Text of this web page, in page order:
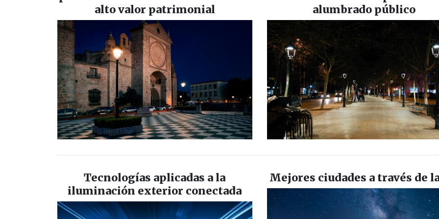
alto valor patrimonial
alumbrado público
Tecnologías aplicadas a la
iluminación exterior conectada
Mejores ciudades a través de